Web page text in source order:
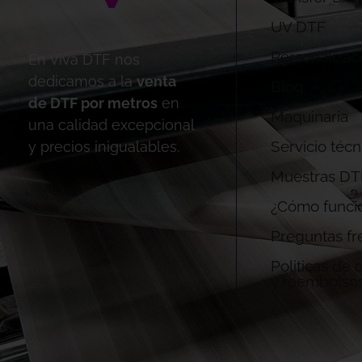
En Viva DTF nos
dedicamos a la venta
de DTF por metros en
una calidad excepcional
y precios inigualables.
UV DTF
Maquinaria
Servicio
Muestras
¿Cómo
Preguntas
Politicas de